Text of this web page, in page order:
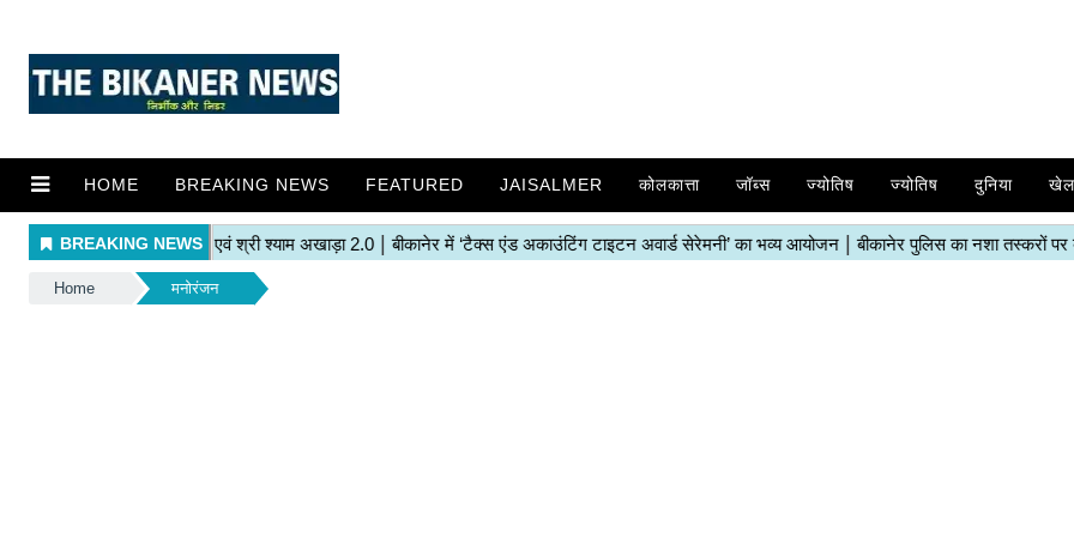
HOME BREAKING NEWS FEATURED JAISALMER कोलकात्ता जॉब्स ज्योतिष ज्योतिष दुनिया खेल
Home मनोरंजन